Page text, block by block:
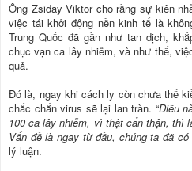
Ông Zsiday Viktor cho rằng sự kiên
việc tái khởi động nền kinh tế là
Trung Quốc đã gần như tan dịch,
chục vạn ca lây nhiễm, và như thế,
quả.
Đó là, ngay khi cách ly còn chưa thể
chắc chắn virus sẽ lại lan tràn. “Điều
100 ca lây nhiễm, vì thật cẩn thận, thì
Vấn đề là ngay từ đầu, chúng ta đã
lý luận.